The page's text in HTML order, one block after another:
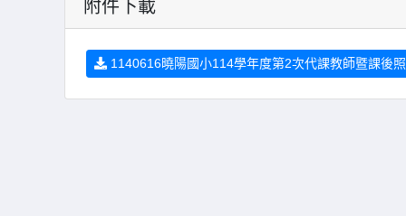
附件下載
1140616曉陽國小114學年度第2次代課教師暨課後